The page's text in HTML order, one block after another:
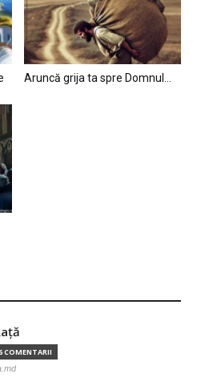
Aruncă grija ta spre Domnul…
COMENTARII